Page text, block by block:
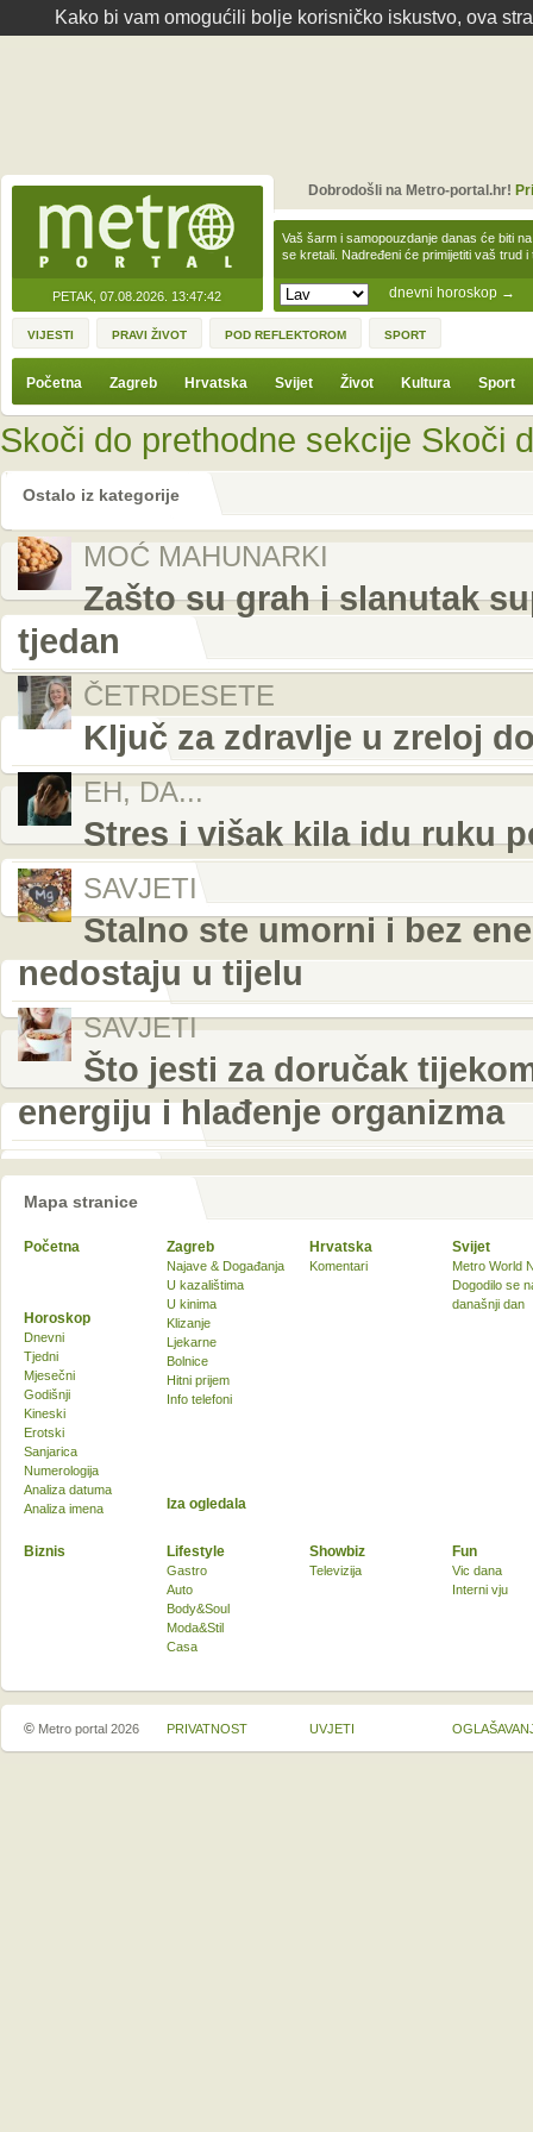
Kako bi vam omogućili bolje korisničko iskustvo, ova
PETAK, 07.08.2026. 13:47:42 dnevni horoskop →
Vaš šarm i samopouzdanje danas će biti
se kretali. Nadređeni će primijetiti vaš trud
Dobrodošli na Metro-portal.hr!
VIJESTI PRAVI ŽIVOT POD REFLEKTOROM SPORT
Početna Zagreb Hrvatska Svijet Život Kultura Sport
Skoči do prethodne sekcije Skoči
Ostalo iz kategorije
MOĆ MAHUNARKI
Zašto su grah i slanutak
tjedan
ČETRDESETE
Ključ za zdravlje u zreloj
EH, DA...
Stres i višak kila idu ruku
SAVJETI
Stalno ste umorni i bez
nedostaju u tijelu
SAVJETI
Što jesti za doručak
energiju i hlađenje organizma
Mapa stranice
Početna Zagreb
Najave & Događanja
U kazalištima
U kinima
Klizanje
Ljekarne
Bolnice
Hitni prijem
Info telefoni
Hrvatska
Komentari
Svijet
Metro World
Dogodilo se
današnji dan
Biznis Lifestyle
Gastro
Auto
Body&Soul
Moda&Stil
Casa
Showbiz
Televizija
Fun
Vic dana
Interni vju
Horoskop
Dnevni
Tjedni
Mjesečni
Godišnji
Kineski
Erotski
Sanjarica
Numerologija
Analiza datuma
Analiza imena
Iza ogledala
© Metro portal 2026 PRIVATNOST UVJETI